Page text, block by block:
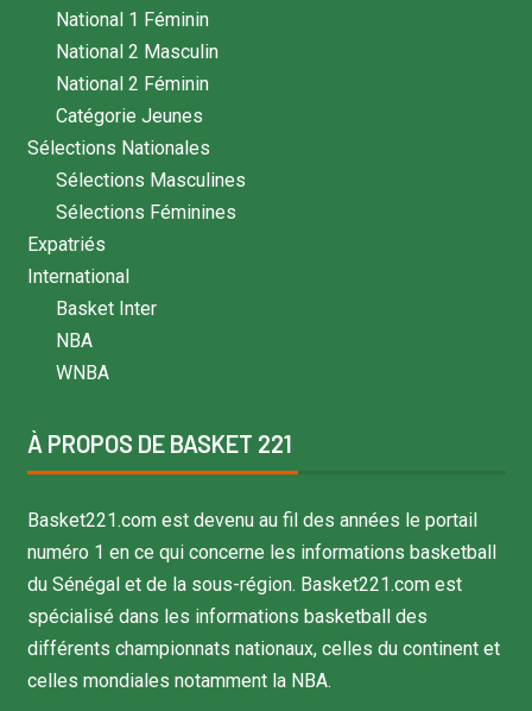
National 1 Féminin
National 2 Masculin
National 2 Féminin
Catégorie Jeunes
Sélections Nationales
Sélections Masculines
Sélections Féminines
Expatriés
International
Basket Inter
NBA
WNBA
À PROPOS DE BASKET 221
Basket221.com est devenu au fil des années le portail
numéro 1 en ce qui concerne les informations basketball
du Sénégal et de la sous-région. Basket221.com est
spécialisé dans les informations basketball des
différents championnats nationaux, celles du continent et
celles mondiales notamment la NBA.